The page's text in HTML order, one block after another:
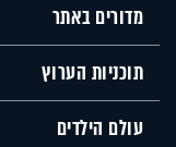
מדורים באתר
תוכניות הערוץ
עולם הילדים